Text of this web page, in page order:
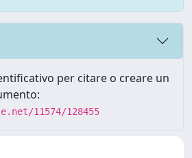
per citare o creare un
11574/128455